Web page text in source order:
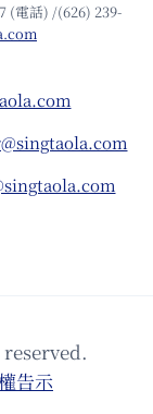
(電話) /(626) 239-
告⽰